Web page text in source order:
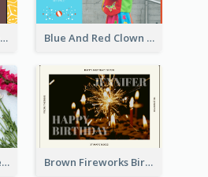
Yellow Brown Games Illustration April Fools Day Postcard Blue And Red Clown Photo April Fools Day Postcard
Pink Floral Photo Wedding Postcard Brown Fireworks Birthday Postcard